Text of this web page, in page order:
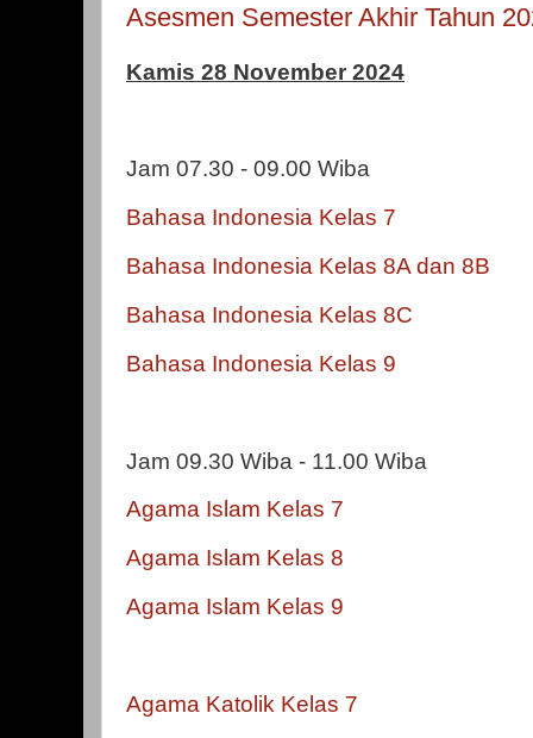
Asesmen Semester Akhir Tahun
Kamis 28 November 2024
Jam 07.30 - 09.00 Wiba
Bahasa Indonesia Kelas 7
Bahasa Indonesia Kelas 8A dan 8B
Bahasa Indonesia Kelas 8C
Bahasa Indonesia Kelas 9
Jam 09.30 Wiba - 11.00 Wiba
Agama Islam Kelas 7
Agama Islam Kelas 8
Agama Islam Kelas 9
Agama Katolik Kelas 7